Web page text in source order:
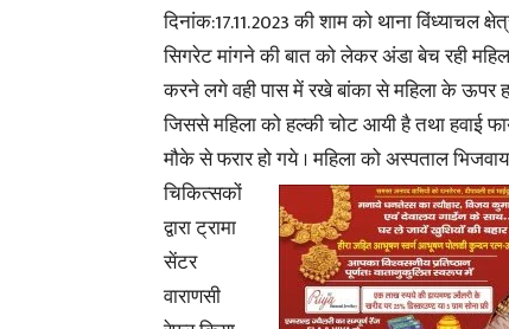
दिनांक:17.11.2023 की शाम को थाना
सिगरेट मांगने की बात को लेकर अंडा बेच रही
करने लगे वही पास में रखे बांका से महिला के ऊपर
जिससे महिला को हल्की चोट आयी है तथा हवाई
मौके से फरार हो गये ।महिला को अस्पताल
चिकित्सकों
द्वारा ट्रामा
सेंटर
वाराणसी